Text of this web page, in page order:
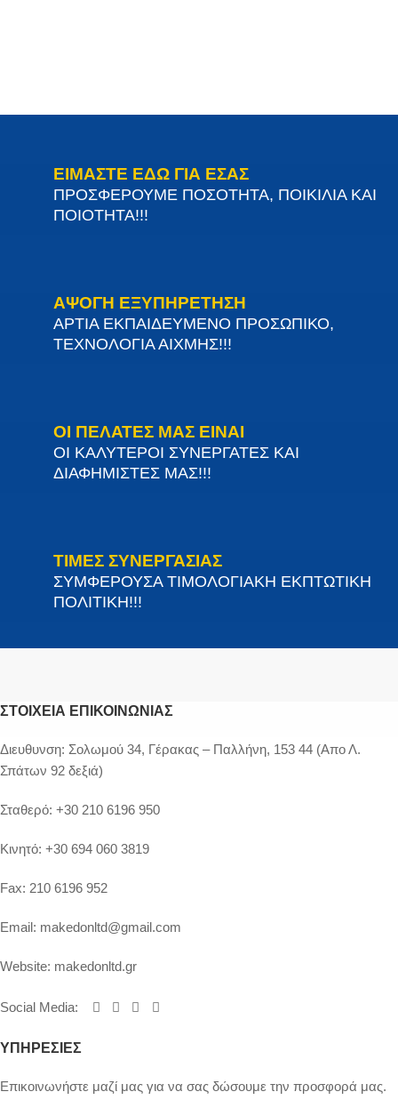
ΕΙΜΑΣΤΕ ΕΔΩ ΓΙΑ ΕΣΑΣ
ΠΡΟΣΦΕΡΟΥΜΕ ΠΟΣΟΤΗΤΑ, ΠΟΙΚΙΛΙΑ ΚΑΙ
ΠΟΙΟΤΗΤΑ!!!
ΑΨΟΓΗ ΕΞΥΠΗΡΕΤΗΣΗ
ΑΡΤΙΑ ΕΚΠΑΙΔΕΥΜΕΝΟ ΠΡΟΣΩΠΙΚΟ,
ΤΕΧΝΟΛΟΓΙΑ ΑΙΧΜΗΣ!!!
ΟΙ ΠΕΛΑΤΕΣ ΜΑΣ ΕΙΝΑΙ
ΟΙ ΚΑΛΥΤΕΡΟΙ ΣΥΝΕΡΓΑΤΕΣ ΚΑΙ
ΔΙΑΦΗΜΙΣΤΕΣ ΜΑΣ!!!
ΤΙΜΕΣ ΣΥΝΕΡΓΑΣΙΑΣ
ΣΥΜΦΕΡΟΥΣΑ ΤΙΜΟΛΟΓΙΑΚΗ ΕΚΠΤΩΤΙΚΗ
ΠΟΛΙΤΙΚΗ!!!
ΣΤΟΙΧΕΊΑ ΕΠΙΚΟΙΝΩΝΊΑΣ
Διευθυνση: Σολωμού 34, Γέρακας – Παλλήνη, 153 44 (Απο Λ.
Σπάτων 92 δεξιά)
Σταθερό: +30 210 6196 950
Κινητό: +30 694 060 3819
Fax: 210 6196 952
Email: makedonltd@gmail.com
Website: makedonltd.gr
Social Media:
ΥΠΗΡΕΣΙΕΣ
Επικοινωνήστε μαζί μας για να σας δώσουμε την προσφορά μας.